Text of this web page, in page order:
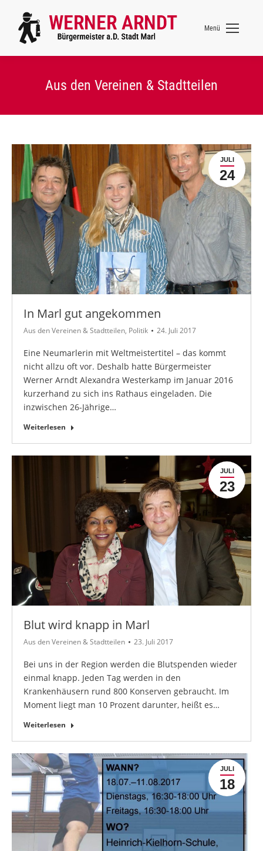
Menü
Aus den Vereinen & Stadtteilen
JULI
24
In Marl gut angekommen
Aus den Vereinen & Stadtteilen, Politik 24. Juli 2017
Eine Neumarlerin mit Weltmeistertitel – das kommt
nicht allzu oft vor. Deshalb hatte Bürgermeister
Werner Arndt Alexandra Westerkamp im Januar 2016
kurzerhand zu sich ins Rathaus eingeladen. Die
inzwischen 26-Jährige…
Weiterlesen
JULI
23
Blut wird knapp in Marl
Aus den Vereinen & Stadtteilen 23. Juli 2017
Bei uns in der Region werden die Blutspenden wieder
einmal knapp. Jeden Tag werden in den
Krankenhäusern rund 800 Konserven gebraucht. Im
Moment liegt man 10 Prozent darunter, heißt es…
Weiterlesen
JULI
18